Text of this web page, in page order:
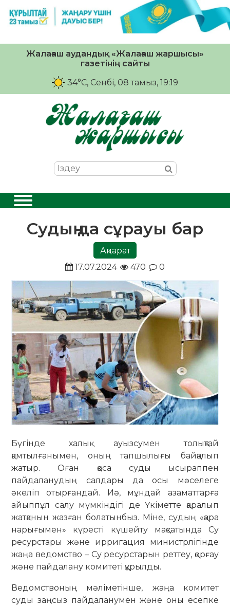
Жалағаш аудандық «Жалағаш жаршысы»
газетінің сайты
34°C, Сенбі, 08 тамыз, 19:19
Судың да сұрауы бар
Ақпарат
17.07.2024
470 0
Бүгінде халық ауызсумен толықтай
қамтылғанымен, оның тапшылығы байқалып
жатыр. Оған қоса суды ысыраппен
пайдаланудың салдары да осы мәселеге
әкеліп отырғандай. Иә, мұндай азаматтарға
айыппұл салу мүмкіндігі де Үкіметте қаралып
жатқанын жазған болатынбыз. Міне, судың «қара
нарығымен» күресті күшейту мақсатында Су
ресурстары және ирригация министрлігінде
жаңа ведомство – Су ресурстарын реттеу, қорғау
және пайдалану комитеті құрылды.
Ведомствоның мәліметінше, жаңа комитет
суды заңсыз пайдаланумен және оны есепке